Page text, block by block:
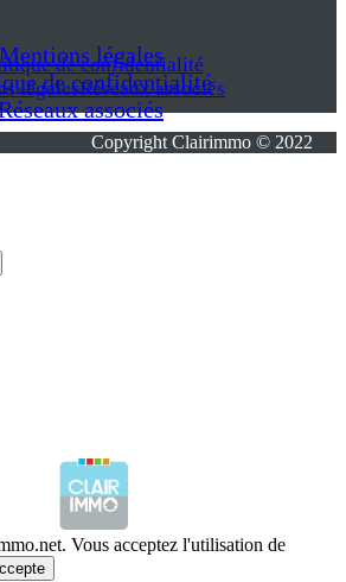
légales
de confidentialité
associés
de confidentialité
légalesRéseaux associés
Copyright Clairimmo © 2022
Vous acceptez l'utilisation de